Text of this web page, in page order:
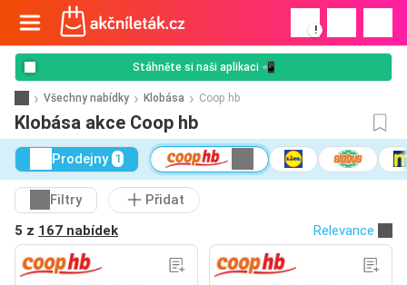
!
Stáhněte si naši aplikaci 📲
Všechny nabídky Klobása Coop hb
Klobása akce Coop hb
Prodejny 1
Filtry
Přidat
5 z 167 nabídek Relevance